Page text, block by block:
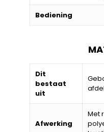
Bediening
Dit
bestaat
uit
Afwerking
Met